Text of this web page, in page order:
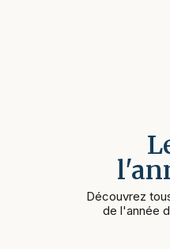
Découvrez
de l'année